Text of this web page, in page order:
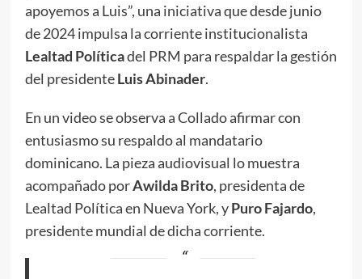
apoyemos a Luis”, una iniciativa que desde junio
de 2024 impulsa la corriente institucionalista
Lealtad Políticadel PRM para respaldar la gestión
del presidenteLuis Abinader.
En un video se observa a Collado afirmar con
entusiasmo su respaldo al mandatario
dominicano. La pieza audiovisual lo muestra
acompañado porAwilda Brito, presidenta de
Lealtad Política en Nueva York, yPuro Fajardo,
presidente mundial de dicha corriente.